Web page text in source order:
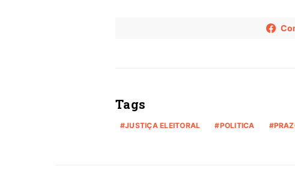
Tags
JUSTIÇA ELEITORAL POLITICA